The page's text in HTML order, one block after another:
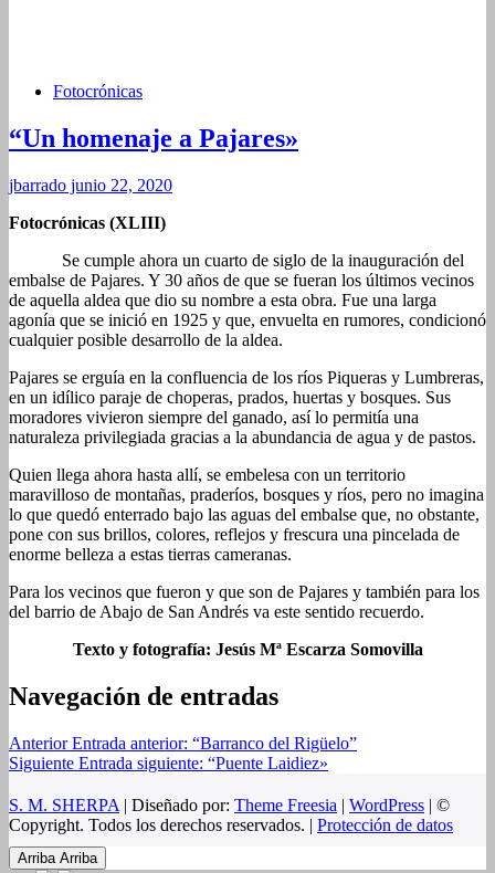
Fotocrónicas
“Un homenaje a Pajares»
jbarrado junio 22, 2020
Fotocrónicas (XLIII)
Se cumple ahora un cuarto de siglo de la inauguración del
embalse de Pajares. Y 30 años de que se fueran los últimos vecinos
de aquella aldea que dio su nombre a esta obra. Fue una larga
agonía que se inició en 1925 y que, envuelta en rumores, condicionó
cualquier posible desarrollo de la aldea.
Pajares se erguía en la confluencia de los ríos Piqueras y Lumbreras,
en un idílico paraje de choperas, prados, huertas y bosques. Sus
moradores vivieron siempre del ganado, así lo permitía una
naturaleza privilegiada gracias a la abundancia de agua y de pastos.
Quien llega ahora hasta allí, se embelesa con un territorio
maravilloso de montañas, praderíos, bosques y ríos, pero no imagina
lo que quedó enterrado bajo las aguas del embalse que, no obstante,
pone con sus brillos, colores, reflejos y frescura una pincelada de
enorme belleza a estas tierras cameranas.
Para los vecinos que fueron y que son de Pajares y también para los
del barrio de Abajo de San Andrés va este sentido recuerdo.
Texto y fotografía: Jesús Mª Escarza Somovilla
Navegación de entradas
Anterior Entrada anterior: “Barranco del Rigüelo”
Siguiente Entrada siguiente: “Puente Laidiez»
S. M. SHERPA | Diseñado por: Theme Freesia | WordPress | ©
Copyright. Todos los derechos reservados. | Protección de datos
Arriba Arriba